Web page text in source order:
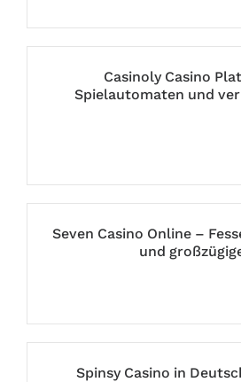
Casinoly Casino
Spielautomaten und
Seven Casino Online –
und
Spinsy Casino in